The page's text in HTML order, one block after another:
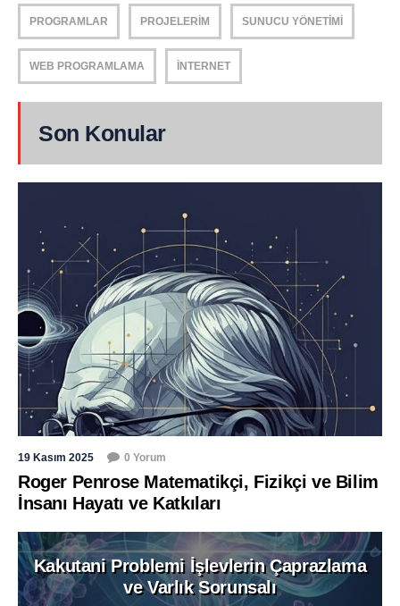
PROGRAMLAR PROJELERIM SUNUCU YÖNETIMI
WEB PROGRAMLAMA İNTERNET
Son Konular
19 Kasım 2025 0 Yorum
Roger Penrose Matematikçi, Fizikçi ve Bilim
İnsanı Hayatı ve Katkıları
Kakutani Problemi İşlevlerin Çaprazlama
ve Varlık Sorunsalı